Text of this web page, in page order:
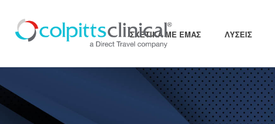
ΣΧΕΤΙΚΆ ΜΕ ΕΜΆΣ ΛΎΣΕΙΣ